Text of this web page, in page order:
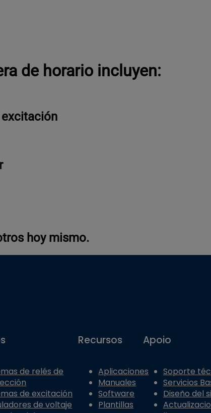
de horario incluyen:
hoy mismo.
de relés de
de excitación
de voltaje
Recursos
Aplicaciones
Manuales
Software
Plantillas
Apoio
Soporte
Servicios
Diseño del